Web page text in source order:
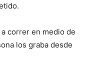
correr en medio de
los graba desde